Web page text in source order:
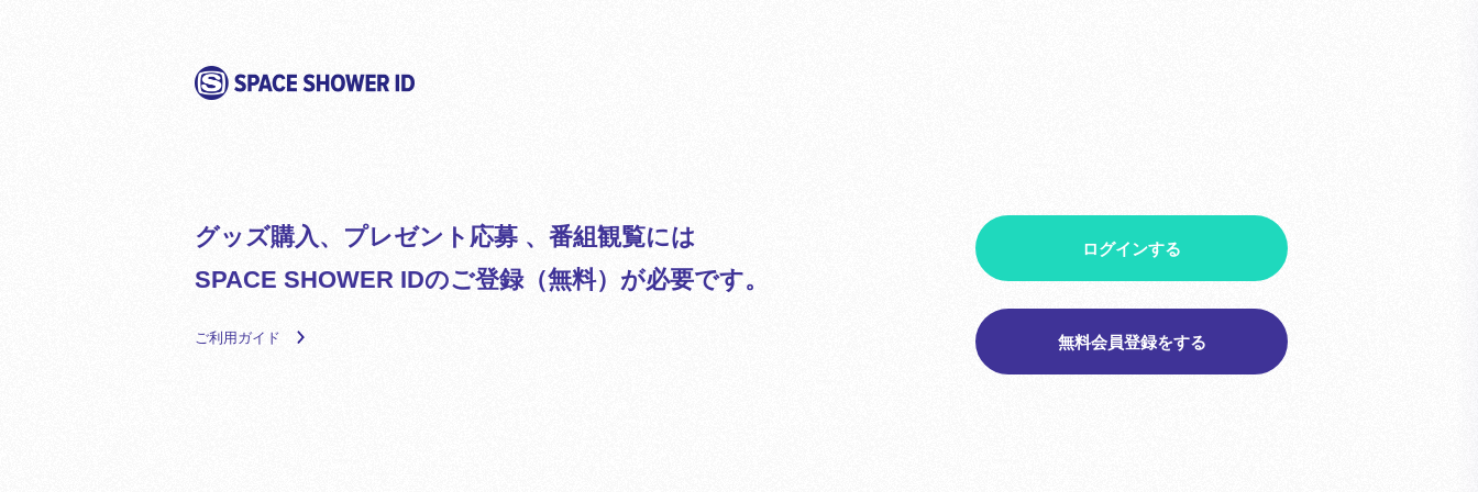
グッズ購入、プレゼント応募 、番組観覧には
SPACE SHOWER IDのご登録（無料）が必要です。
ご利用ガイド
ログインする
無料会員登録をする